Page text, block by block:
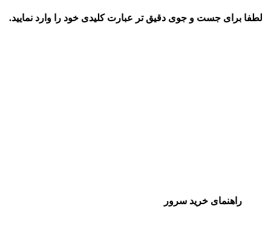
لطفا برای جست و جوی دقیق تر عبارت کلیدی خود را وارد نمایید.
راهنمای خرید سرور